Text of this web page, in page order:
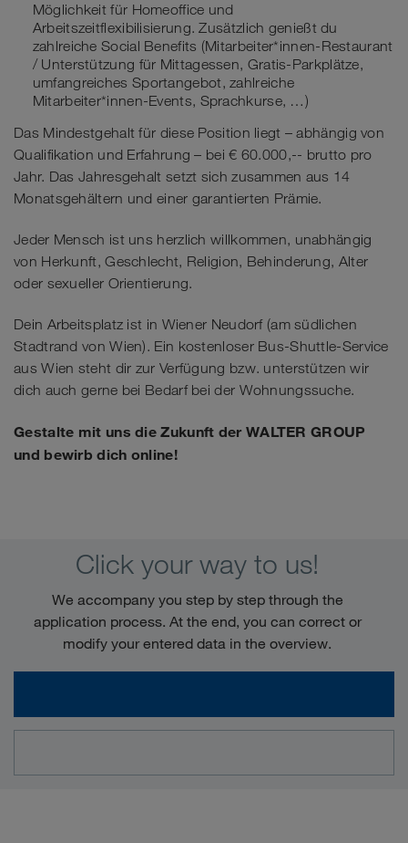
Möglichkeit für Homeoffice und
Arbeitszeitflexibilisierung. Zusätzlich genießt du
zahlreiche Social Benefits (Mitarbeiter*innen-Restaurant
/ Unterstützung für Mittagessen, Gratis-Parkplätze,
umfangreiches Sportangebot, zahlreiche
Mitarbeiter*innen-Events, Sprachkurse, …)
Das Mindestgehalt für diese Position liegt – abhängig von
Qualifikation und Erfahrung – bei € 60.000,-- brutto pro
Jahr. Das Jahresgehalt setzt sich zusammen aus 14
Monatsgehältern und einer garantierten Prämie.
Jeder Mensch ist uns herzlich willkommen, unabhängig
von Herkunft, Geschlecht, Religion, Behinderung, Alter
oder sexueller Orientierung.
Dein Arbeitsplatz ist in Wiener Neudorf (am südlichen
Stadtrand von Wien). Ein kostenloser Bus-Shuttle-Service
aus Wien steht dir zur Verfügung bzw. unterstützen wir
dich auch gerne bei Bedarf bei der Wohnungssuche.
Gestalte mit uns die Zukunft der WALTER GROUP
und bewirb dich online!
Click your way to us!
We accompany you step by step through the
application process. At the end, you can correct or
modify your entered data in the overview.